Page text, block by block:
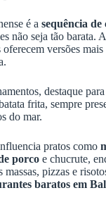
é a sequência de
não seja tão barata.
oferecem versões
destaque
frita, sempre
do mar.
pratos como
porco e chucrute,
massas, pizzas e
baratos em